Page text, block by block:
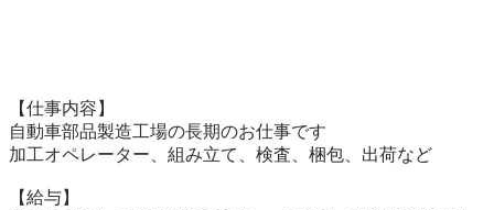
【仕事内容】
自動車部品製造工場の長期のお仕事です
加工オペレーター、組み立て、検査、梱包、出荷など
【給与】